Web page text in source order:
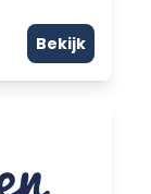
Bekijk